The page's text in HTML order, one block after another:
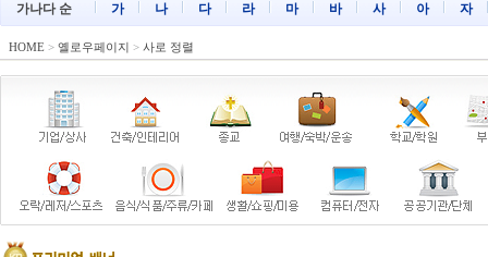
가나다 순 가 나 다 라 마 바 사 아 자
HOME > 옐로우페이지 > 사로 정렬